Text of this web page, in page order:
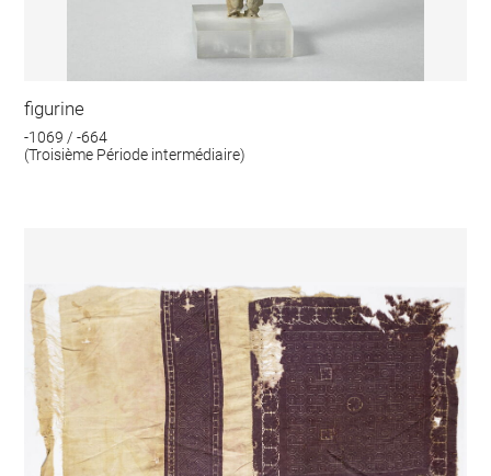
figurine
-1069 / -664
(Troisième Période intermédiaire)